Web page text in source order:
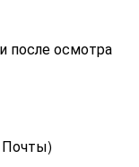
после осмотра